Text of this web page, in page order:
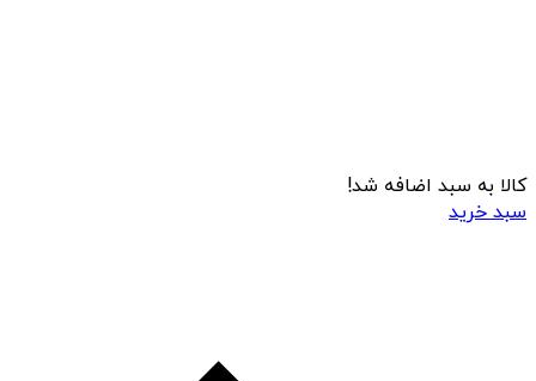
کالا به سبد اضافه شد!
سبد خرید